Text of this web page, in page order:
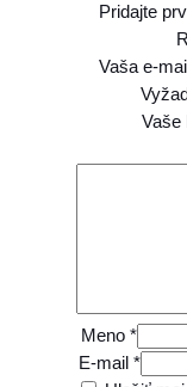
Pridajte
Vaša e-
Vaše
Meno *
E-mail *